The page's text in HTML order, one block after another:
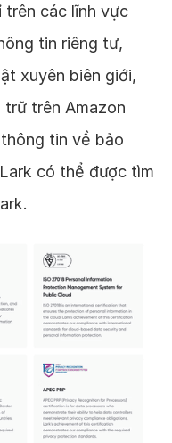
trên các lĩnh vực
tin riêng tư,
xuyên biên giới,
trên Amazon
tin về bảo
có thể được tìm